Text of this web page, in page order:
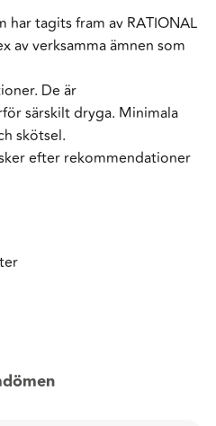
tagits fram av RATIONAL
av verksamma ämnen som
De är
särskilt dryga. Minimala
skötsel.
efter rekommendationer